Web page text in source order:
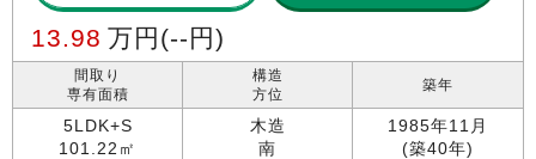
13.98 万円 (--円)
間取り
専有面積
5LDK+S
101.22㎡
構造
方位
木造
南
築年
1985年11月
(築40年)